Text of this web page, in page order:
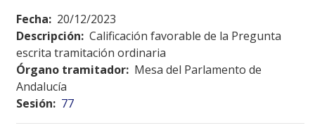
Fecha: 20/12/2023
Descripción: Calificación favorable de la Pregunta
escrita tramitación ordinaria
Órgano tramitador: Mesa del Parlamento de
Andalucía
Sesión: 77